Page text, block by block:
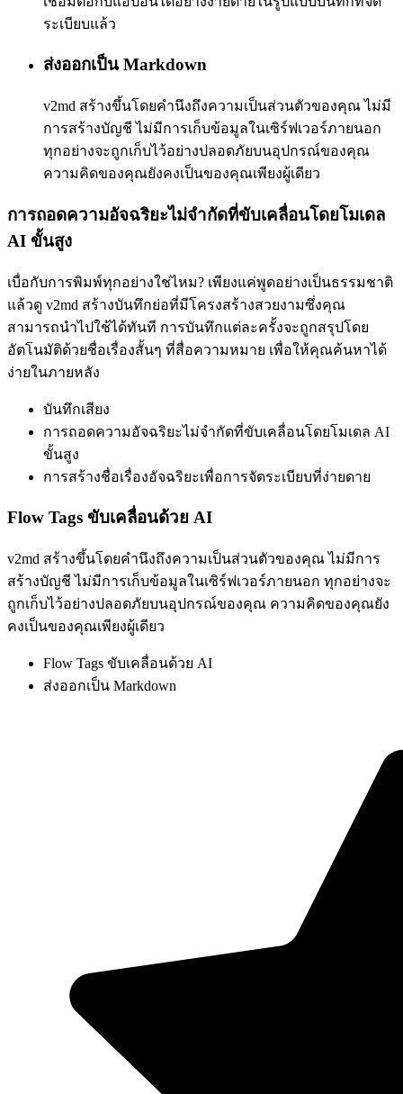
ระเบียบแล้ว
ส่งออกเป็น Markdown
v2md สร้างขึ้นโดยคำนึงถึงความเป็นส่วนตัวของคุณ ไม่มี
การสร้างบัญชี ไม่มีการเก็บข้อมูลในเซิร์ฟเวอร์ภายนอก
ทุกอย่างจะถูกเก็บไว้อย่างปลอดภัยบนอุปกรณ์ของคุณ
ความคิดของคุณยังคงเป็นของคุณเพียงผู้เดียว
การถอดความอัจฉริยะไม่จำกัดที่ขับเคลื่อนโดยโมเดล
AI ขั้นสูง
เบื่อกับการพิมพ์ทุกอย่างใช่ไหม? เพียงแค่พูดอย่างเป็นธรรมชาติ
แล้วดู v2md สร้างบันทึกย่อที่มีโครงสร้างสวยงามซึ่งคุณ
สามารถนำไปใช้ได้ทันที การบันทึกแต่ละครั้งจะถูกสรุปโดย
อัตโนมัติด้วยชื่อเรื่องสั้นๆ ที่สื่อความหมาย เพื่อให้คุณค้นหาได้
ง่ายในภายหลัง
บันทึกเสียง
การถอดความอัจฉริยะไม่จำกัดที่ขับเคลื่อนโดยโมเดล AI
ขั้นสูง
การสร้างชื่อเรื่องอัจฉริยะเพื่อการจัดระเบียบที่ง่ายดาย
Flow Tags ขับเคลื่อนด้วย AI
v2md สร้างขึ้นโดยคำนึงถึงความเป็นส่วนตัวของคุณ ไม่มีการ
สร้างบัญชี ไม่มีการเก็บข้อมูลในเซิร์ฟเวอร์ภายนอก ทุกอย่างจะ
ถูกเก็บไว้อย่างปลอดภัยบนอุปกรณ์ของคุณ ความคิดของคุณยัง
คงเป็นของคุณเพียงผู้เดียว
Flow Tags ขับเคลื่อนด้วย AI
ส่งออกเป็น Markdown